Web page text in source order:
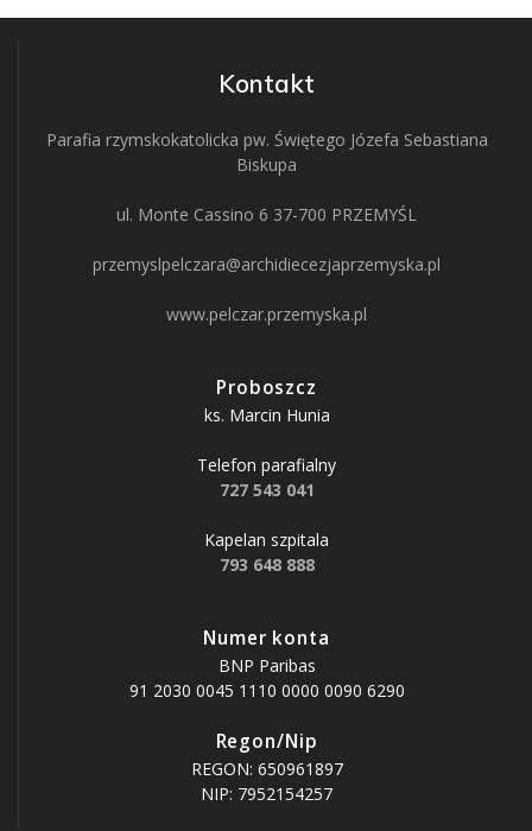
Kontakt
Parafia rzymskokatolicka pw. Świętego Józefa Sebastiana
Biskupa
ul. Monte Cassino 6 37-700 PRZEMYŚL
przemyslpelczara@archidiecezjaprzemyska.pl
www.pelczar.przemyska.pl
Proboszcz
ks. Marcin Hunia
Telefon parafialny
727 543 041
Kapelan szpitala
793 648 888
Numer konta
BNP Paribas
91 2030 0045 1110 0000 0090 6290
Regon/Nip
REGON: 650961897
NIP: 7952154257